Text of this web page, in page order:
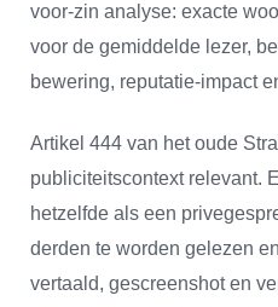
voor-zin analyse: exacte
voor de gemiddelde lezer,
bewering, reputatie-impact
Artikel 444 van het oude
publiciteitscontext relevant.
hetzelfde als een
derden te worden gelezen
vertaald, gescreenshot en